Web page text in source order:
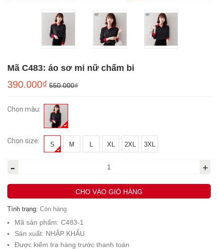
Mã C483: áo sơ mi nữ chấm bi
390.000₫ 550.000₫
Chọn màu:
Chọn size: S M L XL 2XL 3XL
- +
CHO VÀO GIỎ HÀNG
Tình trạng: Còn hàng
Mã sản phẩm: C483-1
Sản xuất: NHẬP KHẨU
Được kiểm tra hàng trước thanh toán